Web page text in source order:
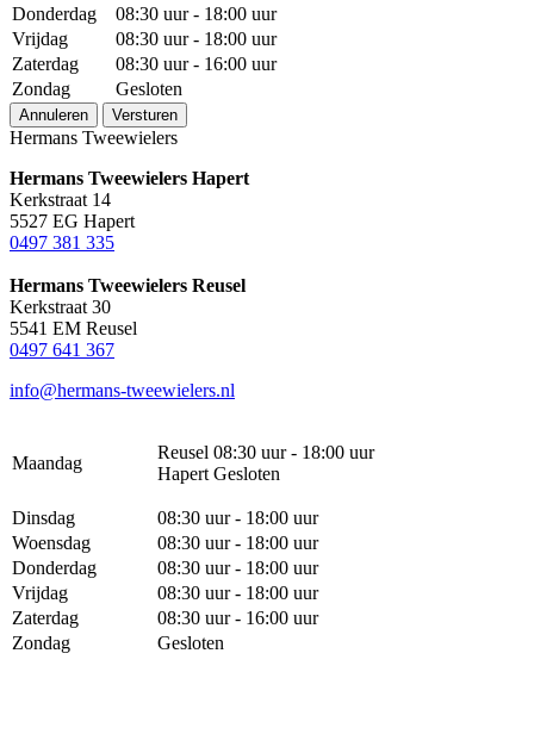
Donderdag
08:30 uur - 18:00 uur
Vrijdag
08:30 uur - 18:00 uur
Zaterdag
08:30 uur - 16:00 uur
Zondag
Gesloten
Annuleren Versturen
Hermans Tweewielers
Hermans Tweewielers Hapert
Kerkstraat 14
5527 EG Hapert
0497 381 335
Hermans Tweewielers Reusel
Kerkstraat 30
5541 EM Reusel
0497 641 367
info@hermans-tweewielers.nl
Maandag
Reusel 08:30 uur - 18:00 uur
Hapert Gesloten
Dinsdag
08:30 uur - 18:00 uur
Woensdag
08:30 uur - 18:00 uur
Donderdag
08:30 uur - 18:00 uur
Vrijdag
08:30 uur - 18:00 uur
Zaterdag
08:30 uur - 16:00 uur
Zondag
Gesloten